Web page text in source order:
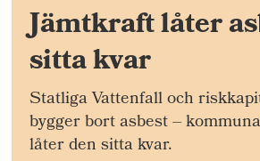
Jämtkraft låter
sitta kvar
Statliga Vattenfall och
bygger bort asbest –
låter den sitta kvar.